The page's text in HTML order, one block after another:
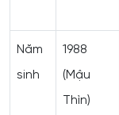
Năm
sinh
1988
(Mậu
Thìn)